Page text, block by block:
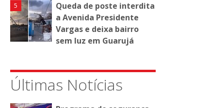
Queda de poste interdita
a Avenida Presidente
Vargas e deixa bairro
sem luz em Guarujá
Últimas Notícias